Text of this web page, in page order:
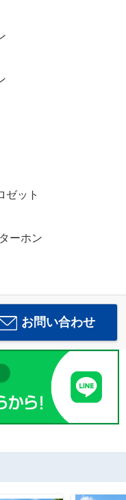
ゼット
ーホン
お問い合わせ